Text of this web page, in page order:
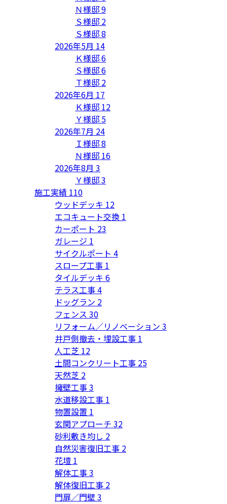
Ｎ様邸9
Ｓ様邸 2
Ｓ様邸8
2026年5月 14
Ｋ様邸6
Ｓ様邸6
Ｔ様邸 2
2026年6月 17
Ｋ様邸 12
Ｙ様邸 5
2026年7月 24
Ｉ様邸8
Ｎ様邸 16
2026年8月 3
Ｙ様邸3
施工実績 110
ウッドデッキ 12
エコキュート交換 1
カーポート 23
ガレージ 1
サイクルポート 4
スロープ工事 1
タイルデッキ 6
テラス工事4
ドッグラン 2
フェンス 30
リフォーム／リノベーション 3
井戸側撤去・埋設工事 1
人工芝 12
土間コンクリート工事 25
天然芝 2
擁壁工事3
水道移設工事 1
物置設置 1
玄関アプローチ 32
砂利敷き均し 2
自然災害復旧工事 2
花壇 1
解体工事3
解体復旧工事 2
門扉／門壁3